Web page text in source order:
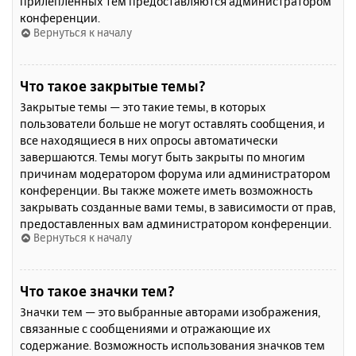
конференции.
Вернуться к началу
Что такое закрытые темы?
Закрытые темы — это такие темы, в которых
пользователи больше не могут оставлять сообщения, и
все находящиеся в них опросы автоматически
завершаются. Темы могут быть закрыты по многим
причинам модератором форума или администратором
конференции. Вы также можете иметь возможность
закрывать созданные вами темы, в зависимости от прав,
предоставленных вам администратором конференции.
Вернуться к началу
Что такое значки тем?
Значки тем — это выбранные авторами изображения,
связанные с сообщениями и отражающие их
содержание. Возможность использования значков тем